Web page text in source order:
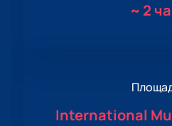
~ 2
International